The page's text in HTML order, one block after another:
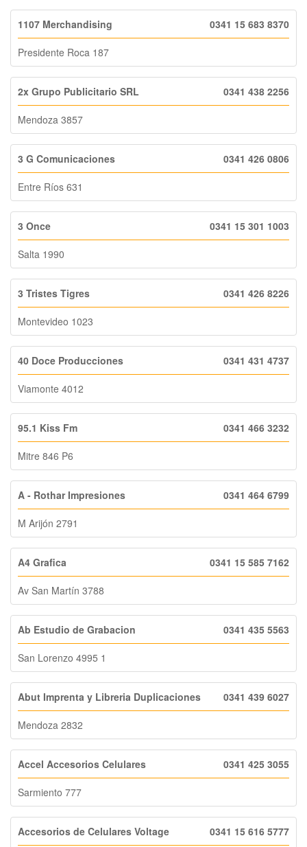
1107 Merchandising 0341 15 683 8370
Presidente Roca 187
2x Grupo Publicitario SRL 0341 438 2256
Mendoza 3857
3 G Comunicaciones 0341 426 0806
Entre Ríos 631
3 Once 0341 15 301 1003
Salta 1990
3 Tristes Tigres 0341 426 8226
Montevideo 1023
40 Doce Producciones 0341 431 4737
Viamonte 4012
95.1 Kiss Fm 0341 466 3232
Mitre 846 P6
A - Rothar Impresiones 0341 464 6799
M Arijón 2791
A4 Grafica 0341 15 585 7162
Av San Martín 3788
Ab Estudio de Grabacion 0341 435 5563
San Lorenzo 4995 1
Abut Imprenta y Libreria Duplicaciones 0341 439 6027
Mendoza 2832
Accel Accesorios Celulares 0341 425 3055
Sarmiento 777
Accesorios de Celulares Voltage 0341 15 616 5777